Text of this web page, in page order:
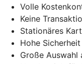
Volle
Keine
Stationäres
Hohe Sicherheit
Große Auswahl